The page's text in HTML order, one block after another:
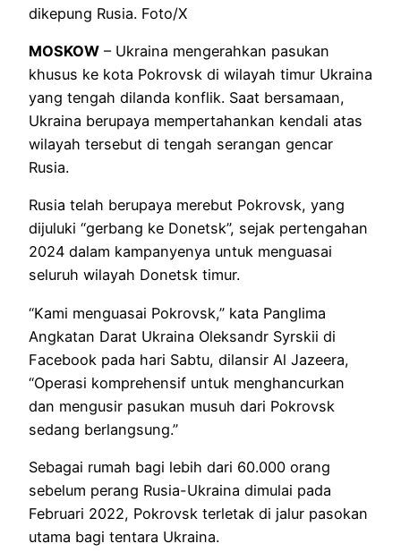
dikepung Rusia. Foto/X
MOSKOW – Ukraina mengerahkan pasukan
khusus ke kota Pokrovsk di wilayah timur Ukraina
yang tengah dilanda konflik. Saat bersamaan,
Ukraina berupaya mempertahankan kendali atas
wilayah tersebut di tengah serangan gencar
Rusia.
Rusia telah berupaya merebut Pokrovsk, yang
dijuluki “gerbang ke Donetsk”, sejak pertengahan
2024 dalam kampanyenya untuk menguasai
seluruh wilayah Donetsk timur.
“Kami menguasai Pokrovsk,” kata Panglima
Angkatan Darat Ukraina Oleksandr Syrskii di
Facebook pada hari Sabtu, dilansir Al Jazeera,
“Operasi komprehensif untuk menghancurkan
dan mengusir pasukan musuh dari Pokrovsk
sedang berlangsung.”
Sebagai rumah bagi lebih dari 60.000 orang
sebelum perang Rusia-Ukraina dimulai pada
Februari 2022, Pokrovsk terletak di jalur pasokan
utama bagi tentara Ukraina.